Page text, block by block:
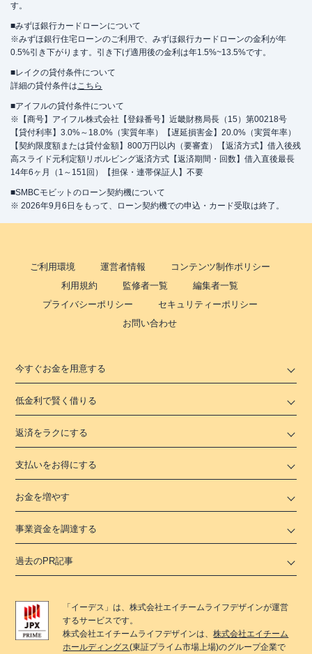
す。
■みずほ銀行カードローンについて
※みずほ銀行住宅ローンのご利用で、みずほ銀行カードローンの金利が年
0.5%引き下がります。引き下げ適用後の金利は年1.5%~13.5%です。
■レイクの貸付条件について
詳細の貸付条件はこちら
■アイフルの貸付条件について
※【商号】アイフル株式会社【登録番号】近畿財務局長（15）第00218号
【貸付利率】3.0%～18.0%（実質年率）【遅延損害金】20.0%（実質年率）
【契約限度額または貸付金額】800万円以内（要審査）【返済方式】借入後残
高スライド元利定額リボルビング返済方式【返済期間・回数】借入直後最長
14年6ヶ月（1～151回）【担保・連帯保証人】不要
■SMBCモビットのローン契約機について
※ 2026年9月6日をもって、ローン契約機での申込・カード受取は終了。
ご利用環境 運営者情報
コンテンツ制作ポリシー
利用規約
監修者一覧
編集者一覧
プライバシーポリシー
セキュリティーポリシー
お問い合わせ
今すぐお金を用意する
低金利で賢く借りる
返済をラクにする
支払いをお得にする
お金を増やす
事業資金を調達する
過去のPR記事
「 イーデス 」は、株式会社エイチームライフデザインが運営
するサービスです。
株式会社エイチームライフデザインは、株式会社エイチーム
ホールディングス(東証プライム市場上場)のグループ企業で